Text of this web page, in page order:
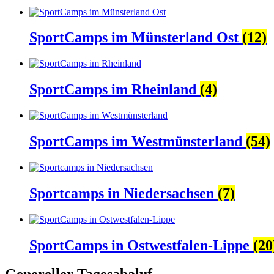
SportCamps im Münsterland Ost (12)
SportCamps im Rheinland (4)
SportCamps im Westmünsterland (54)
Sportcamps in Niedersachsen (7)
SportCamps in Ostwestfalen-Lippe